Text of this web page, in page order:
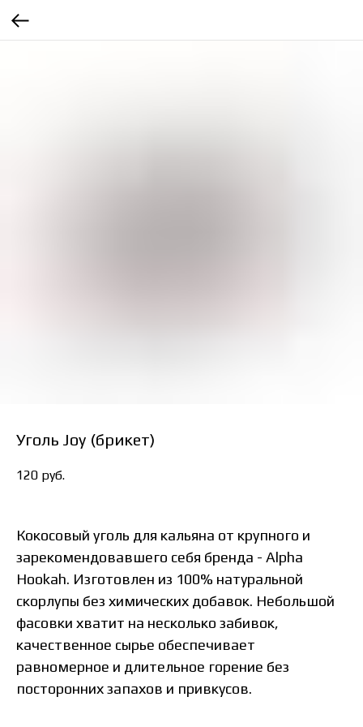
Уголь Joy (брикет)
120 руб.
Кокосовый уголь для кальяна от крупного и
зарекомендовавшего себя бренда - Alpha
Hookah. Изготовлен из 100% натуральной
скорлупы без химических добавок. Небольшой
фасовки хватит на несколько забивок,
качественное сырье обеспечивает
равномерное и длительное горение без
посторонних запахов и привкусов.